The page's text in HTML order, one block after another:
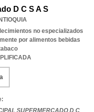
D C S A S
no especializados
por alimentos bebidas
SUPERMERCADO D C